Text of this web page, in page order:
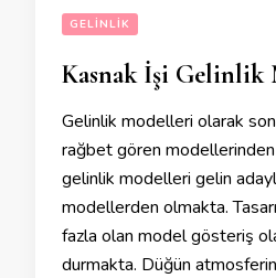
GELINLIK
Kasnak İşi Gelinlik
Gelinlik modelleri olarak son
rağbet gören
gelinlik modelleri gelin
modellerden olmakta.
fazla olan model gösteriş
durmakta. Düğün